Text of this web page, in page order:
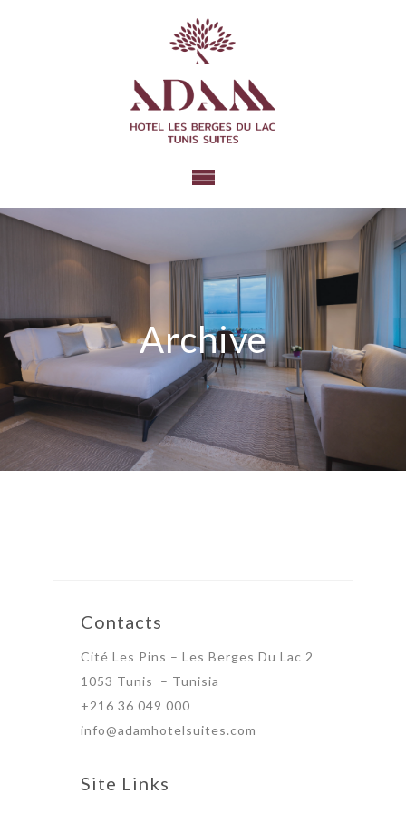
Archive
Contacts
Cité Les Pins – Les Berges Du Lac 2
1053 Tunis – Tunisia
+216 36 049 000
info@adamhotelsuites.com
Site Links